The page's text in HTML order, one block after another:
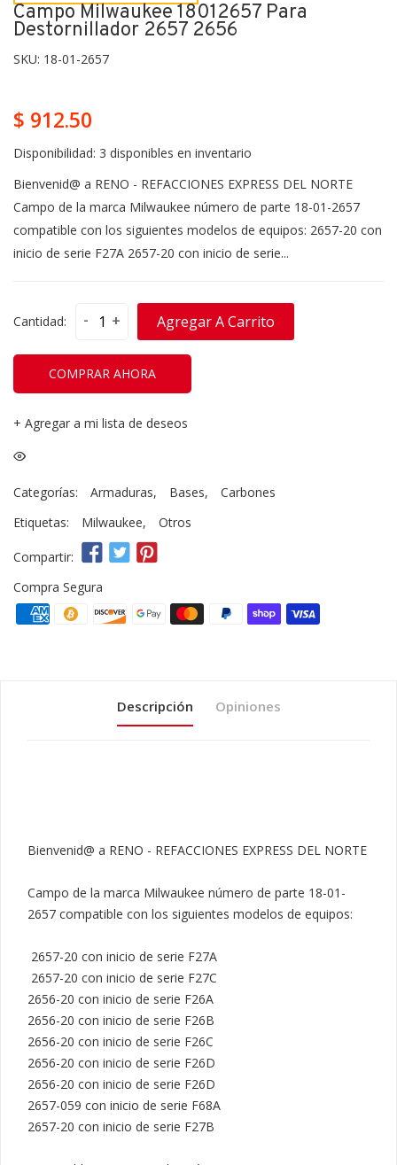
Campo Milwaukee 18012657 Para
Destornillador 2657 2656
SKU: 18-01-2657
$ 912.50
Disponibilidad: 3 disponibles en inventario
Bienvenid@ a RENO - REFACCIONES EXPRESS DEL NORTE
Campo de la marca Milwaukee número de parte 18-01-2657
compatible con los siguientes modelos de equipos: 2657-20 con
inicio de serie F27A 2657-20 con inicio de serie...
Cantidad: - + Agregar A Carrito
COMPRAR AHORA
+ Agregar a mi lista de deseos
Categorías: Armaduras, Bases,
Carbones
Etiquetas:
Milwaukee, Otros
Compartir:
Compra Segura
Descripción Opiniones
Bienvenid@ a RENO - REFACCIONES EXPRESS DEL NORTE
Campo de la marca Milwaukee número de parte 18-01-
2657 compatible con los siguientes modelos de equipos:
2656-20 con inicio de serie F26A
2656-20 con inicio de serie F26B
2656-20 con inicio de serie F26C
2656-20 con inicio de serie F26D
2656-20 con inicio de serie F26D
2657-059 con inicio de serie F68A
2657-20 con inicio de serie F27B